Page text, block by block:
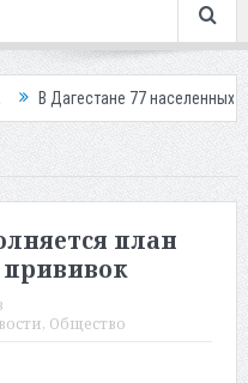
77 населенных пунктов
план
, Общество